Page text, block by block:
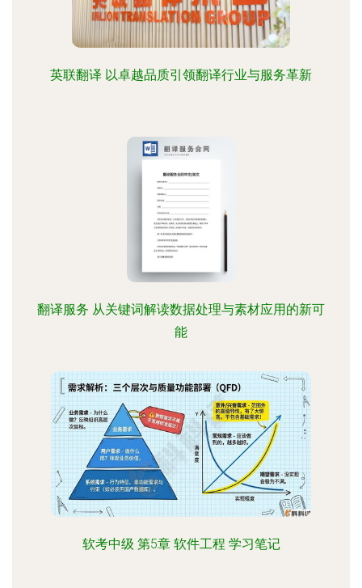
英联翻译 以卓越品质引领翻译行业与服务革新
翻译服务 从关键词解读数据处理与素材应用的新可
能
软考中级 第5章 软件工程 学习笔记